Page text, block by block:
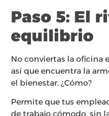
Paso 5: El
equilibrio
No conviertas la oficina
así que encuentra la
el bienestar. ¿Cómo?
Permite que tus
de trabajo cómodo, sin